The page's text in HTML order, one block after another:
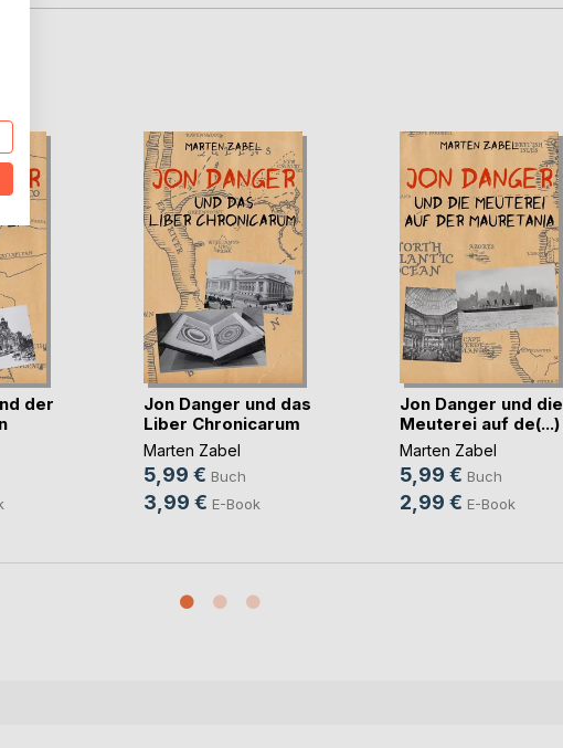
der
Jon Danger und das
Liber Chronicarum
Marten Zabel
5,99 € Buch
3,99 € E-Book
Jon Danger und die
Meuterei auf de(...)
Marten Zabel
5,99 € Buch
2,99 € E-Book